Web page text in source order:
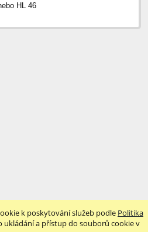
k poskytování služeb podle Politika
ukládání a přístup do souborů cookie v
HL 46